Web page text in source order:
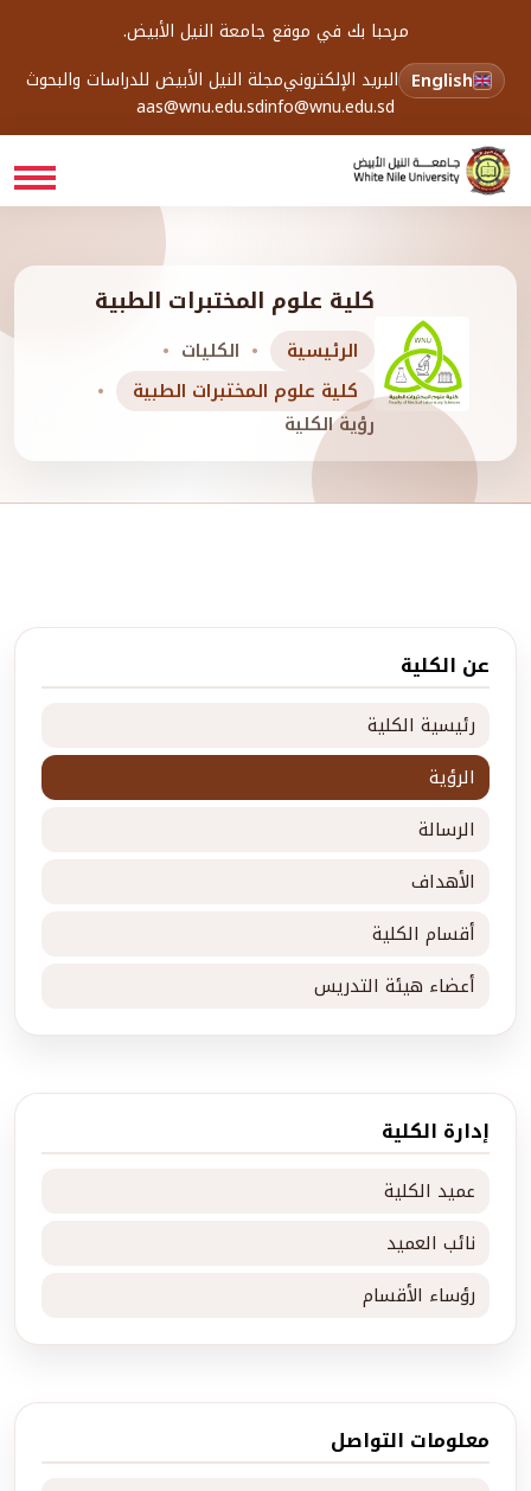
مرحبا بك في موقع جامعة النيل الأبيض.
English البريد الإلكترونيمجلة النيل الأبيض للدراسات والبحوث
info@wnu.edu.sd
aas@wnu.edu.sd
كلية علوم المختبرات الطبية
الرئيسية
الكليات
كلية علوم المختبرات الطبية
رؤية الكلية
عن الكلية
رئيسية الكلية
الرؤية
الرسالة
الأهداف
أقسام الكلية
أعضاء هيئة التدريس
إدارة الكلية
عميد الكلية
نائب العميد
رؤساء الأقسام
معلومات التواصل